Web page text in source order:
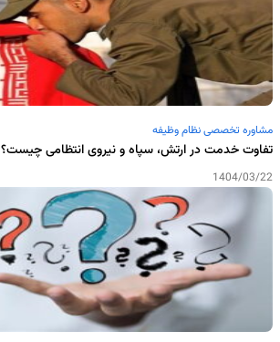
مشاوره تخصصی نظام وظیفه
تفاوت خدمت در ارتش، سپاه و نیروی انتظامی چیست؟
1404/03/22